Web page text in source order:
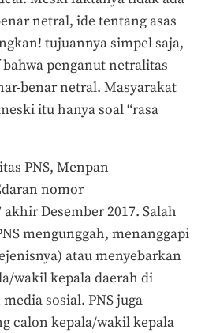
netral, ide tentang asas
tujuannya simpel saja,
penganut netralitas
benar netral. Masyarakat
itu hanya soal “rasa
PNS, Menpan
nomor
Desember 2017. Salah
mengunggah, menanggapi
atau menyebarkan
wakil kepala daerah di
sosial. PNS juga
calon kepala/wakil kepala